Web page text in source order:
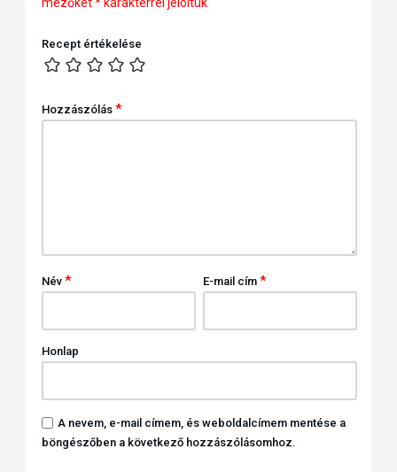
mezőket*karakterrel jelöltük
Recept értékelése
Hozzászólás *
Név * E-mail cím*
Honlap
A nevem, e-mail címem, és weboldalcímem mentése a
böngészőben a következő hozzászólásomhoz.